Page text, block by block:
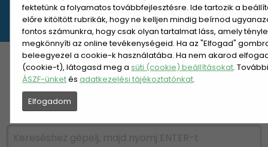
fektetünk a folyamatos továbbfejlesztésre. Ide tartozik a
előre kitöltött rubrikák, hogy ne kelljen mindig beírnod
fontos számunkra, hogy csak olyan tartalmat láss, amely
megkönnyíti az online tevékenységeid. Ha az "Elfogad"
beleegyezel a cookie-k használatába. Ha nem akarod
(cookie-t), látogasd meg asüti (cookie) beállításokat.
ÁSZF-ünketésadatkezelési tájékoztatónkat.
Elfogadom
REGISZTRÁCIÓ BELÉPÉS
KATEGÓRIÁK HETI AJÁNLAT
ÚJDONSÁGOK NÉPSZERŰ